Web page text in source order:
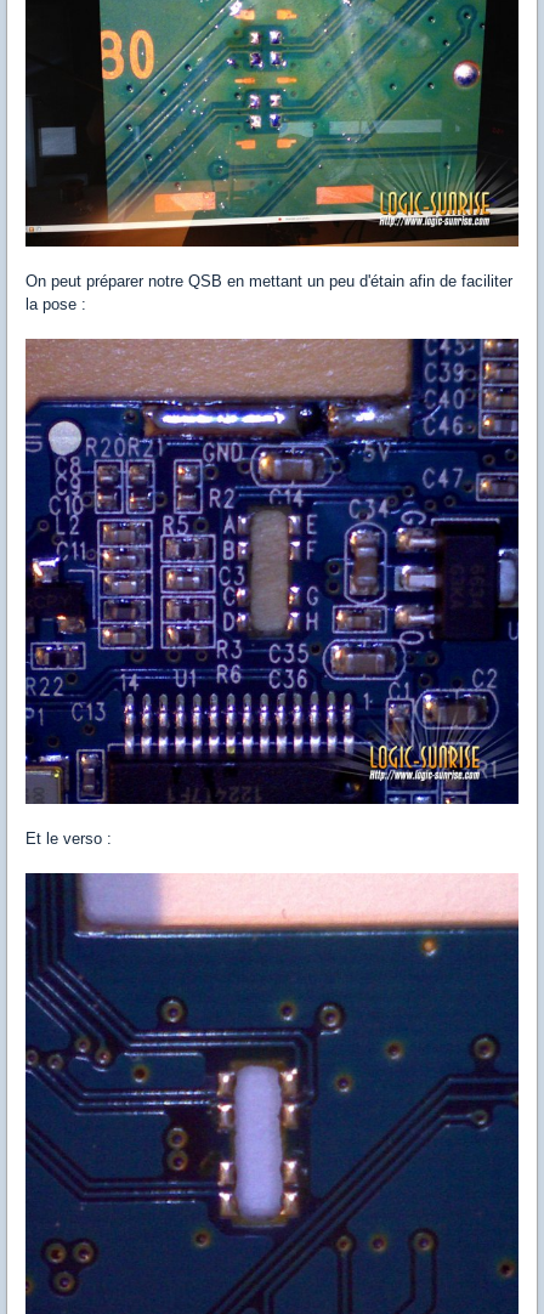
On peut préparer notre QSB en mettant un peu d'étain afin de faciliter
la pose :
Et le verso :